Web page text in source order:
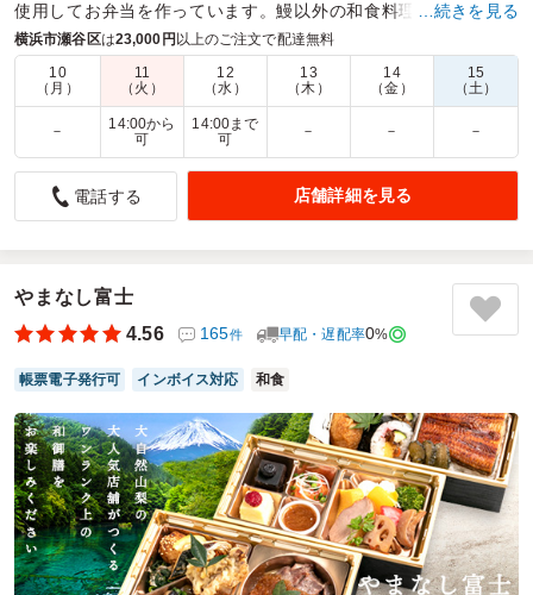
使用してお弁当を作っています。鰻以外の和食料理も取り揃え
ていますので、鰻が苦手な方も安心してお選びいただけます。
商品数： 締切日時： 2日前12:00 価格帯：
1,280円～2,980円
配達時間：
10:00～19:30
メインはもちろん、おかずも美味しかった
5.0
おかずも美味しかったので、お弁当としてはとても満足度が
贅沢をしたい時のお弁当にはもってこいでオススメです。ま
た機会があったら利用させていただきます。
ご利用シーン：懇親会›ランチ会
神奈川県横浜市瀬谷区瀬谷
2025/04/27
うなぎ屋いしだの口コミをもっと見る
…続きを見る
横浜市瀬谷区は23,000円 以上のご注文で配達無料
10
（月）
11
（火）
12
（水）
13
（木）
14
（金）
15
（土）
－
14:00から
可
14:00まで
可
－ － －
電話する 店舗詳細を見る
やまなし富士
4.56
165件 早配・遅配率0%
帳票電子発行可 インボイス対応 和食